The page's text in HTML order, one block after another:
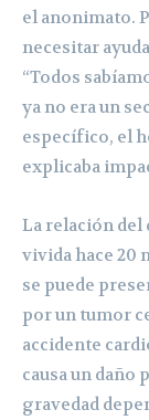
el anonimato.
necesitar
“Todos
ya no era un
específico, el
explicaba
La relación del
vivida hace 20
se puede
por un tumor
accidente
causa un daño
gravedad